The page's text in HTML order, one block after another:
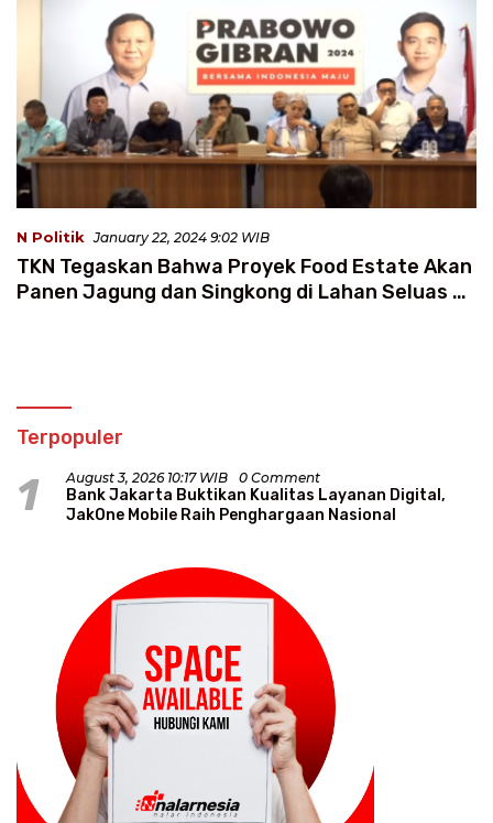
N Politik January 22, 2024 9:02 WIB
TKN Tegaskan Bahwa Proyek Food Estate Akan
Panen Jagung dan Singkong di Lahan Seluas 8
Terpopuler
1 August 3, 2026 10:17 WIB 0 Comment
Bank Jakarta Buktikan Kualitas Layanan Digital,
JakOne Mobile Raih Penghargaan Nasional